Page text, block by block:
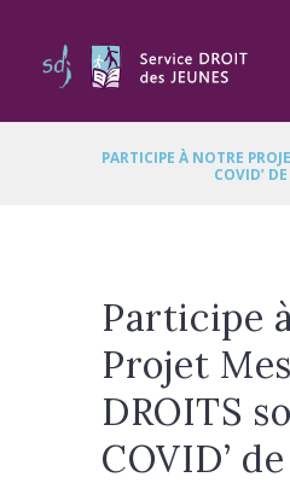
PARTICIPE À NOTRE
COVID’
Participe
Projet Mes
DROITS
COVID’